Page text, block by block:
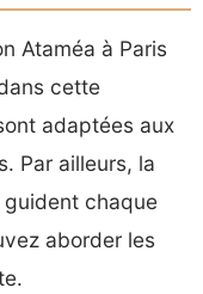
Ataméa à Paris
cette
adaptées aux
Par ailleurs, la
chaque
aborder les